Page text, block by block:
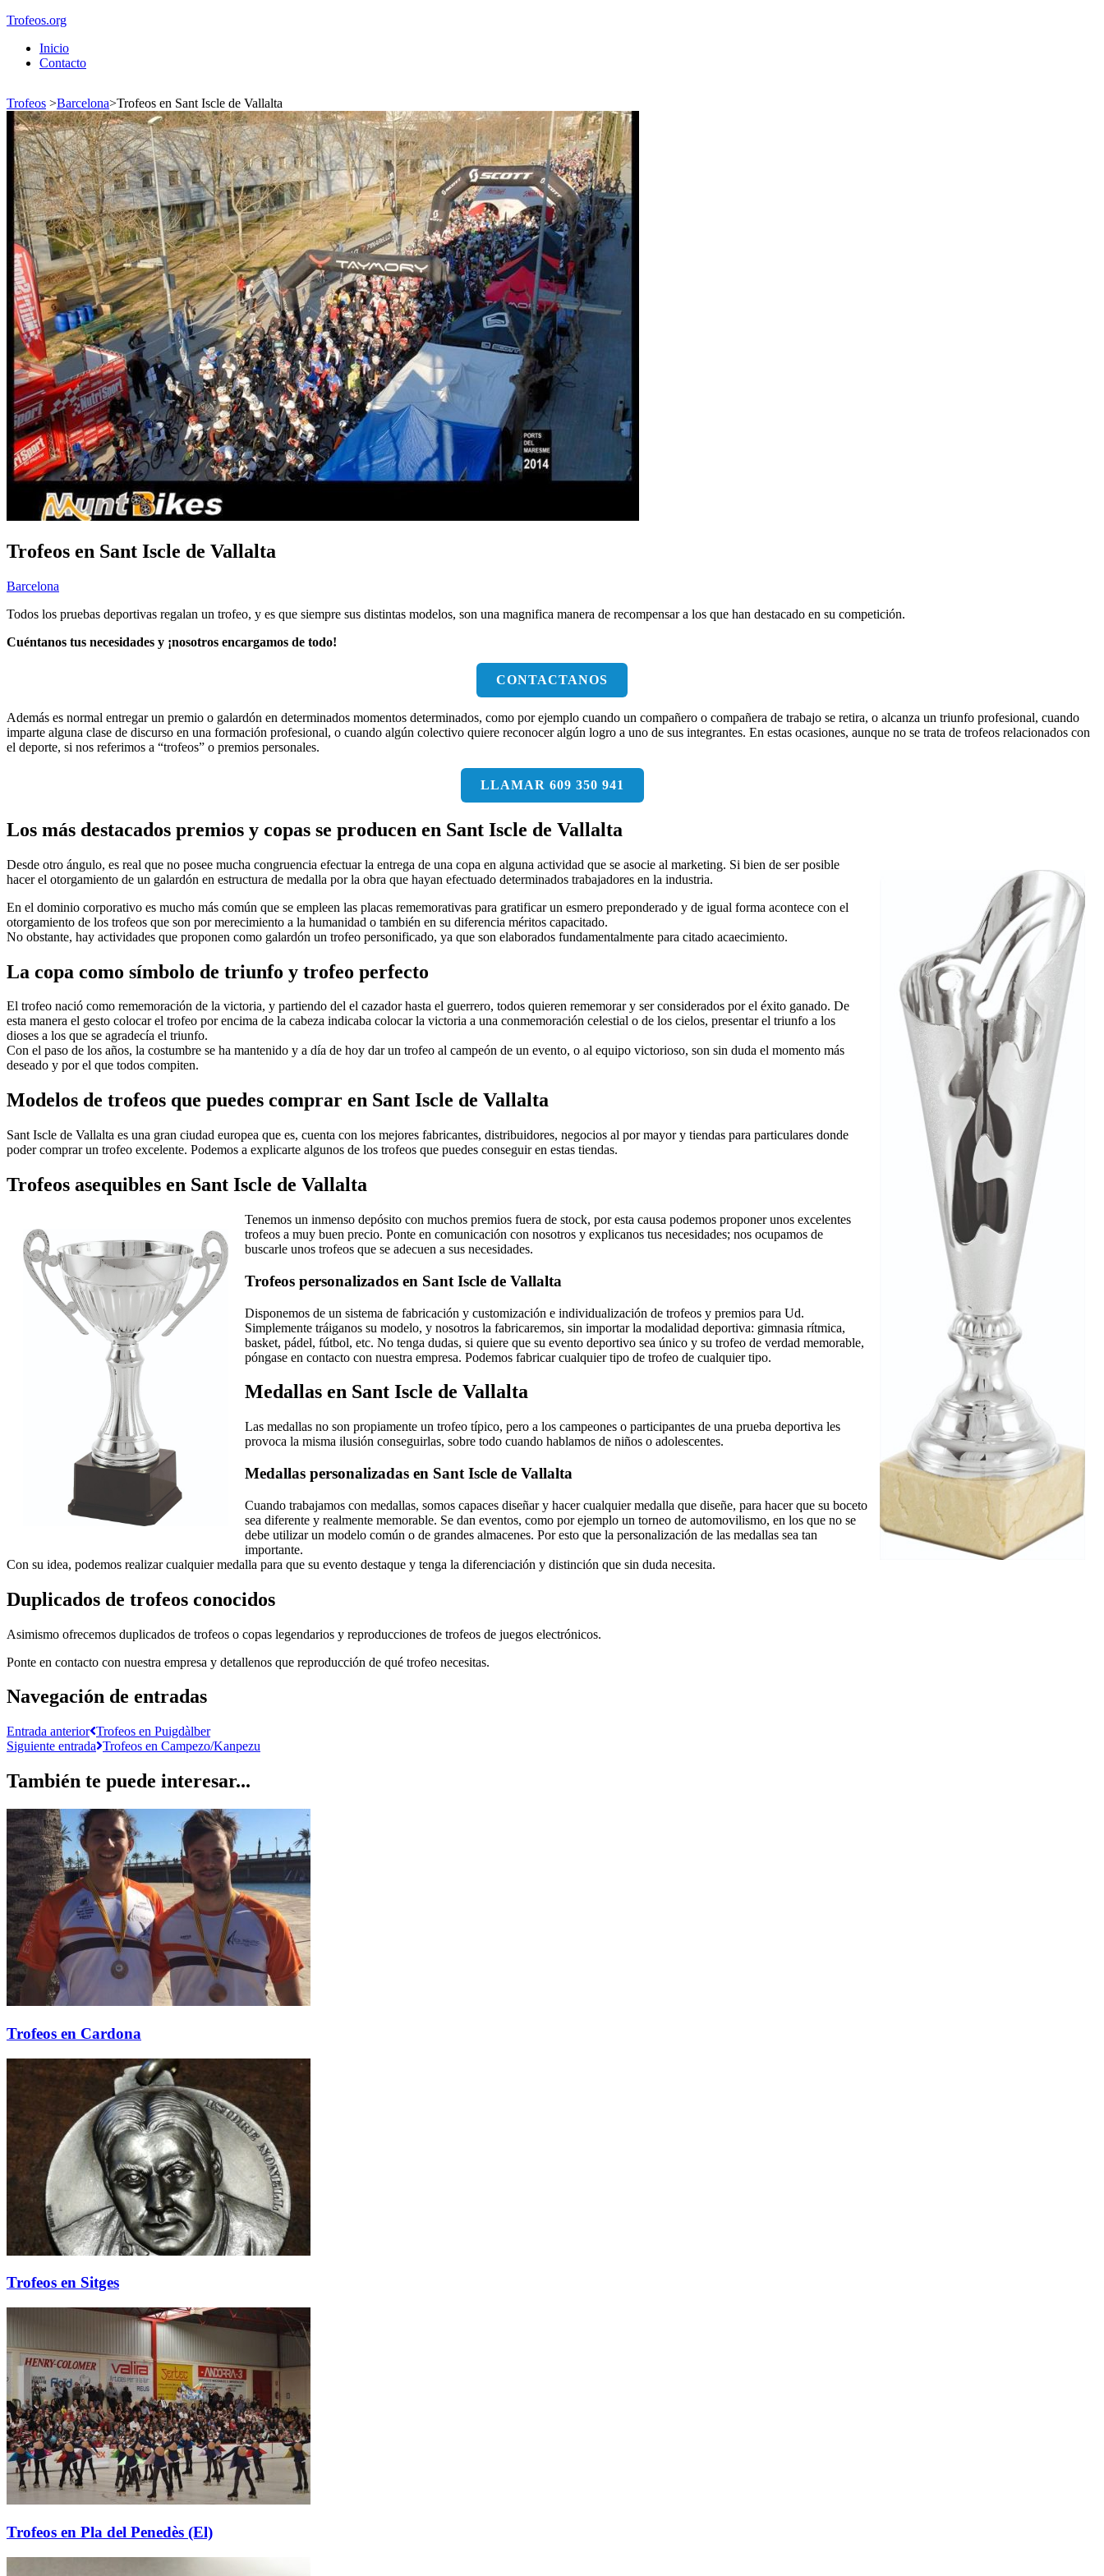
Trofeos.org
Inicio
Contacto
Trofeos >Barcelona>Trofeos en Sant Iscle de Vallalta
Trofeos en Sant Iscle de Vallalta
Barcelona
Todos los pruebas deportivas regalan un trofeo, y es que siempre sus distintas modelos, son una magnifica manera de recompensar a los que han destacado en su competición.
Cuéntanos tus necesidades y ¡nosotros encargamos de todo!
CONTACTANOS
Además es normal entregar un premio o galardón en determinados momentos determinados, como por ejemplo cuando un compañero o compañera de trabajo se retira, o alcanza un triunfo profesional, cuando
imparte alguna clase de discurso en una formación profesional, o cuando algún colectivo quiere reconocer algún logro a uno de sus integrantes. En estas ocasiones, aunque no se trata de trofeos relacionados con
el deporte, si nos referimos a “trofeos” o premios personales.
LLAMAR 609 350 941
Los más destacados premios y copas se producen en Sant Iscle de Vallalta
Desde otro ángulo, es real que no posee mucha congruencia efectuar la entrega de una copa en alguna actividad que se asocie al marketing. Si bien de ser posible
hacer el otorgamiento de un galardón en estructura de medalla por la obra que hayan efectuado determinados trabajadores en la industria.
En el dominio corporativo es mucho más común que se empleen las placas rememorativas para gratificar un esmero preponderado y de igual forma acontece con el
otorgamiento de los trofeos que son por merecimiento a la humanidad o también en su diferencia méritos capacitado.
No obstante, hay actividades que proponen como galardón un trofeo personificado, ya que son elaborados fundamentalmente para citado acaecimiento.
La copa como símbolo de triunfo y trofeo perfecto
El trofeo nació como rememoración de la victoria, y partiendo del el cazador hasta el guerrero, todos quieren rememorar y ser considerados por el éxito ganado. De
esta manera el gesto colocar el trofeo por encima de la cabeza indicaba colocar la victoria a una conmemoración celestial o de los cielos, presentar el triunfo a los
dioses a los que se agradecía el triunfo.
Con el paso de los años, la costumbre se ha mantenido y a día de hoy dar un trofeo al campeón de un evento, o al equipo victorioso, son sin duda el momento más
deseado y por el que todos compiten.
Modelos de trofeos que puedes comprar en Sant Iscle de Vallalta
Sant Iscle de Vallalta es una gran ciudad europea que es, cuenta con los mejores fabricantes, distribuidores, negocios al por mayor y tiendas para particulares donde
poder comprar un trofeo excelente. Podemos a explicarte algunos de los trofeos que puedes conseguir en estas tiendas.
Trofeos asequibles en Sant Iscle de Vallalta
Tenemos un inmenso depósito con muchos premios fuera de stock, por esta causa podemos proponer unos excelentes
trofeos a muy buen precio. Ponte en comunicación con nosotros y explicanos tus necesidades; nos ocupamos de
buscarle unos trofeos que se adecuen a sus necesidades.
Trofeos personalizados en Sant Iscle de Vallalta
Disponemos de un sistema de fabricación y customización e individualización de trofeos y premios para Ud.
Simplemente tráiganos su modelo, y nosotros la fabricaremos, sin importar la modalidad deportiva: gimnasia rítmica,
basket, pádel, fútbol, etc. No tenga dudas, si quiere que su evento deportivo sea único y su trofeo de verdad memorable,
póngase en contacto con nuestra empresa. Podemos fabricar cualquier tipo de trofeo de cualquier tipo.
Medallas en Sant Iscle de Vallalta
Las medallas no son propiamente un trofeo típico, pero a los campeones o participantes de una prueba deportiva les
provoca la misma ilusión conseguirlas, sobre todo cuando hablamos de niños o adolescentes.
Medallas personalizadas en Sant Iscle de Vallalta
Cuando trabajamos con medallas, somos capaces diseñar y hacer cualquier medalla que diseñe, para hacer que su boceto
sea diferente y realmente memorable. Se dan eventos, como por ejemplo un torneo de automovilismo, en los que no se
debe utilizar un modelo común o de grandes almacenes. Por esto que la personalización de las medallas sea tan
importante.
Con su idea, podemos realizar cualquier medalla para que su evento destaque y tenga la diferenciación y distinción que sin duda necesita.
Duplicados de trofeos conocidos
Asimismo ofrecemos duplicados de trofeos o copas legendarios y reproducciones de trofeos de juegos electrónicos.
Ponte en contacto con nuestra empresa y detallenos que reproducción de qué trofeo necesitas.
Navegación de entradas
Entrada anterior Trofeos en Puigdàlber
Siguiente entrada Trofeos en Campezo/Kanpezu
También te puede interesar...
Trofeos en Cardona
Trofeos en Sitges
Trofeos en Pla del Penedès (El)